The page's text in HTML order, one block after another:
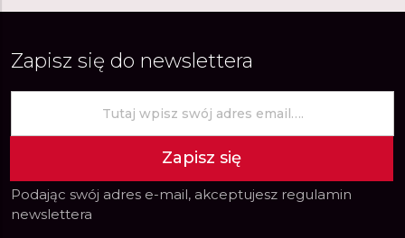
nierzadko umieszczone są chronografy, datowniki czy
Zapisz się do newslettera
Zapisz się
Podając swój adres e-mail, akceptujesz regulamin
newslettera